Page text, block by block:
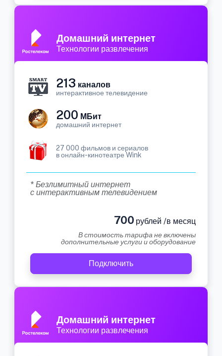
Домашний интернет
Технологии развлечения
213 каналов
интерактивное телевидение
200 МБит
домашний интернет
27 000 фильмов и сериалов
в онлайн-кинотеатре Wink
* Безлимитный интернет
с интерактивным телевидением
700 рублей /в месяц
В стоимость тарифа не включены
дополнительные услуги и оборудование
Подключить
Домашний интернет
Технологии развлечения